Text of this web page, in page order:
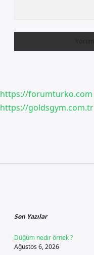
https://forumturko.com
https://goldsgym.com.tr
Son Yazılar
Düğüm nedir örnek ?
Ağustos 6, 2026